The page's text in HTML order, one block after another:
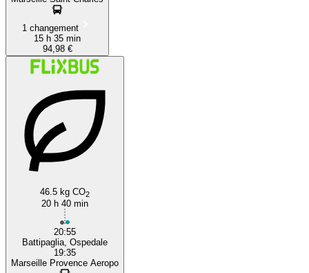
1 changement
15 h 35 min
94,98 €
46.5 kg CO2
20 h 40 min
20:55
Battipaglia, Ospedale
19:35
Marseille Provence Aeropo